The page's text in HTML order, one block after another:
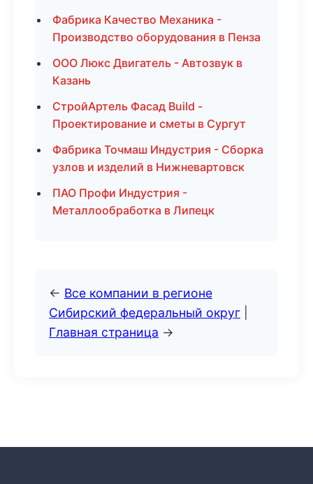
Фабрика Качество Механика -
Производство оборудования в Пенза
ООО Люкс Двигатель - Автозвук в
Казань
СтройАртель Фасад Build -
Проектирование и сметы в Сургут
Фабрика Точмаш Индустрия - Сборка
узлов и изделий в Нижневартовск
ПАО Профи Индустрия -
Металлообработка в Липецк
← Все компании в регионе
Сибирский федеральный округ
Главная страница →